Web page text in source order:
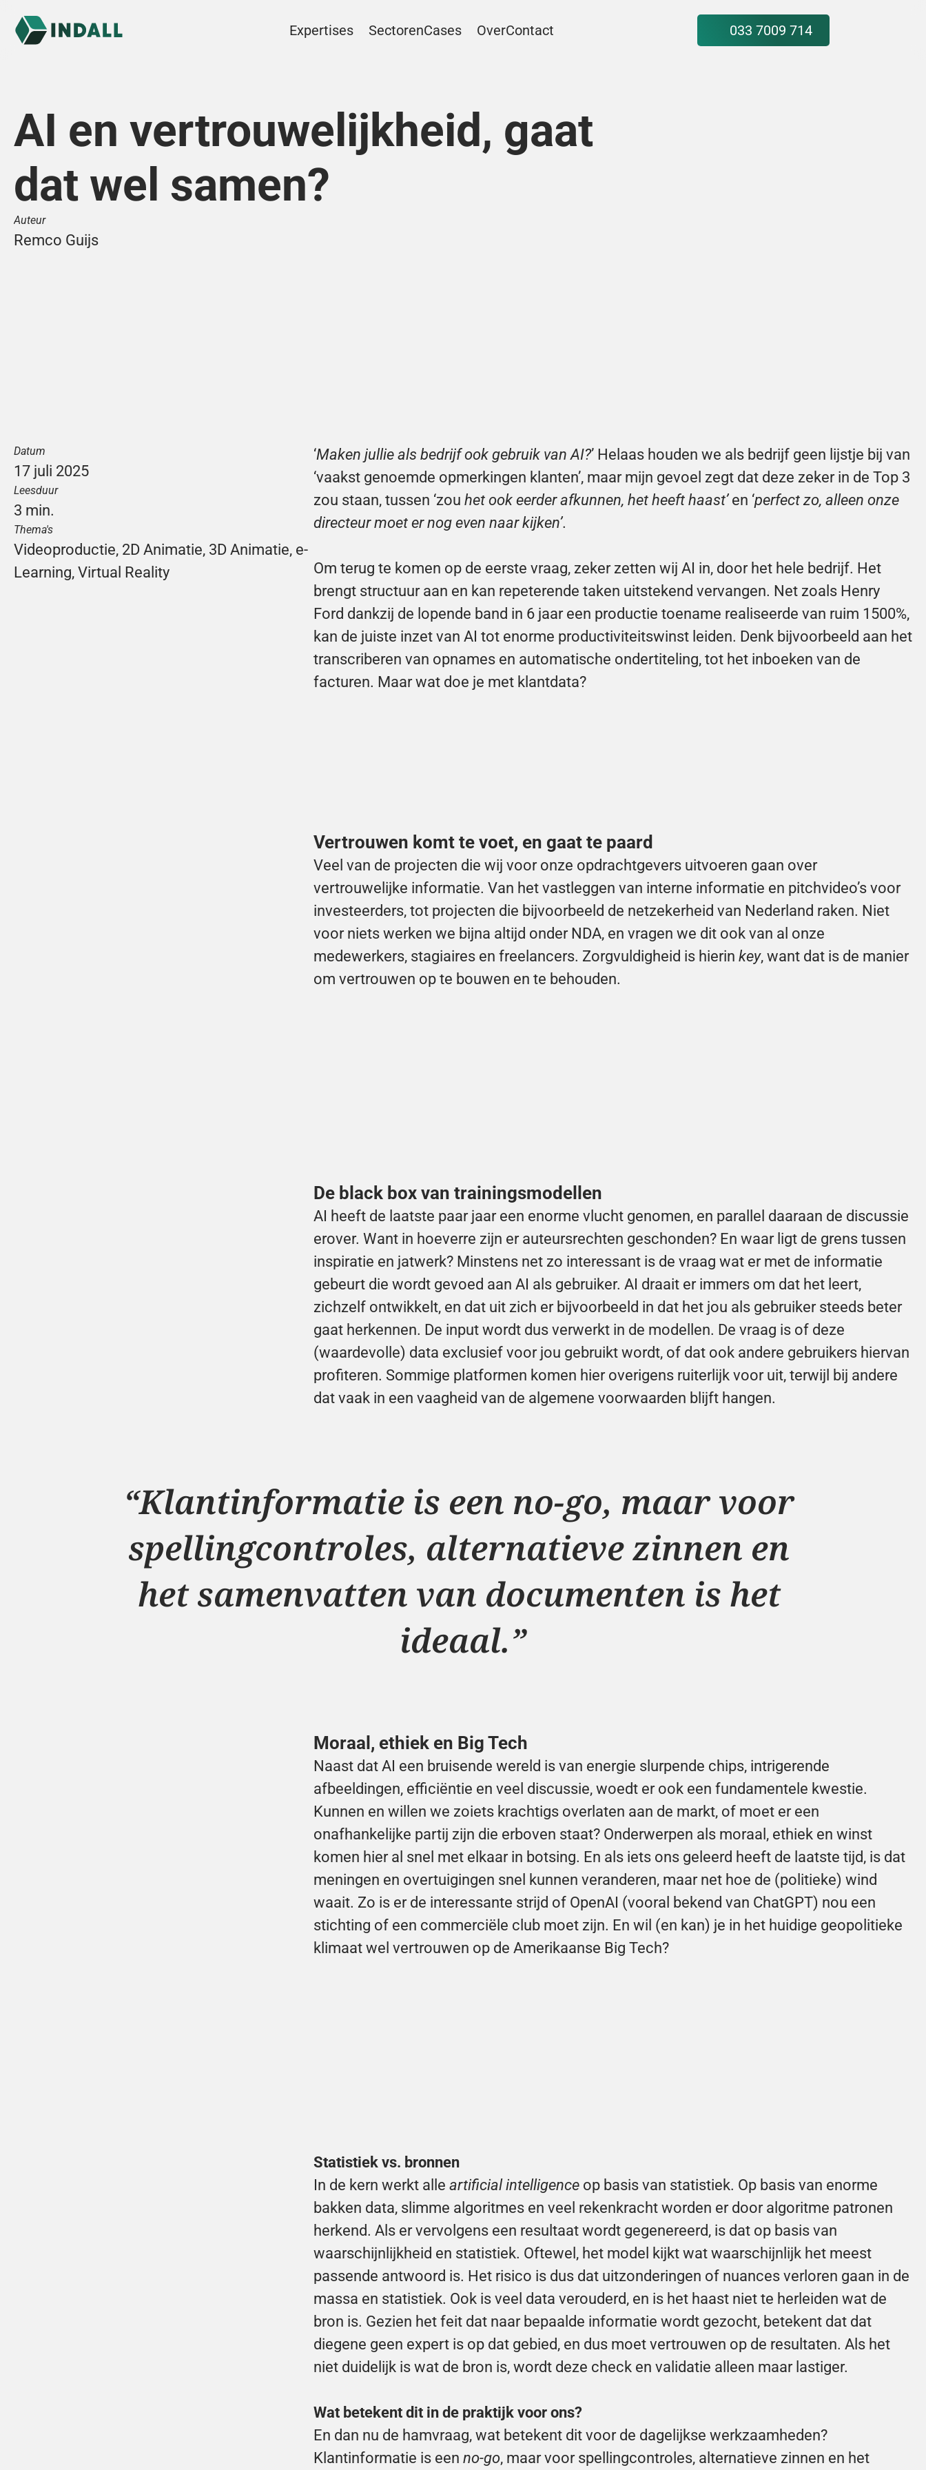
Expertises SectorenCases OverContact 033 7009 714
AI en vertrouwelijkheid, gaat
dat wel samen?
Auteur
Remco Guijs
Datum
17 juli 2025
Leesduur
3 min.
Thema's
Videoproductie, 2D Animatie, 3D Animatie, e-
Learning, Virtual Reality
‘Maken jullie als bedrijf ook gebruik van AI?’ Helaas houden we als bedrijf geen lijstje bij van
‘vaakst genoemde opmerkingen klanten’, maar mijn gevoel zegt dat deze zeker in de Top 3
zou staan, tussen ‘zou het ook eerder afkunnen, het heeft haast’ en ‘perfect zo, alleen onze
directeur moet er nog even naar kijken’.
Om terug te komen op de eerste vraag, zeker zetten wij AI in, door het hele bedrijf. Het
brengt structuur aan en kan repeterende taken uitstekend vervangen. Net zoals Henry
Ford dankzij de lopende band in 6 jaar een productie toename realiseerde van ruim 1500%,
kan de juiste inzet van AI tot enorme productiviteitswinst leiden. Denk bijvoorbeeld aan het
transcriberen van opnames en automatische ondertiteling, tot het inboeken van de
facturen. Maar wat doe je met klantdata?
Vertrouwen komt te voet, en gaat te paard
Veel van de projecten die wij voor onze opdrachtgevers uitvoeren gaan over
vertrouwelijke informatie. Van het vastleggen van interne informatie en pitchvideo’s voor
investeerders, tot projecten die bijvoorbeeld de netzekerheid van Nederland raken. Niet
voor niets werken we bijna altijd onder NDA, en vragen we dit ook van al onze
medewerkers, stagiaires en freelancers. Zorgvuldigheid is hierin key, want dat is de manier
om vertrouwen op te bouwen en te behouden.
De black box van trainingsmodellen
AI heeft de laatste paar jaar een enorme vlucht genomen, en parallel daaraan de discussie
erover. Want in hoeverre zijn er auteursrechten geschonden? En waar ligt de grens tussen
inspiratie en jatwerk? Minstens net zo interessant is de vraag wat er met de informatie
gebeurt die wordt gevoed aan AI als gebruiker. AI draait er immers om dat het leert,
zichzelf ontwikkelt, en dat uit zich er bijvoorbeeld in dat het jou als gebruiker steeds beter
gaat herkennen. De input wordt dus verwerkt in de modellen. De vraag is of deze
(waardevolle) data exclusief voor jou gebruikt wordt, of dat ook andere gebruikers hiervan
profiteren. Sommige platformen komen hier overigens ruiterlijk voor uit, terwijl bij andere
dat vaak in een vaagheid van de algemene voorwaarden blijft hangen.
“Klantinformatie is een no-go, maar voor
spellingcontroles, alternatieve zinnen en
het samenvatten van documenten is het
ideaal.”
Moraal, ethiek en Big Tech
Naast dat AI een bruisende wereld is van energie slurpende chips, intrigerende
afbeeldingen, efficiëntie en veel discussie, woedt er ook een fundamentele kwestie.
Kunnen en willen we zoiets krachtigs overlaten aan de markt, of moet er een
onafhankelijke partij zijn die erboven staat? Onderwerpen als moraal, ethiek en winst
komen hier al snel met elkaar in botsing. En als iets ons geleerd heeft de laatste tijd, is dat
meningen en overtuigingen snel kunnen veranderen, maar net hoe de (politieke) wind
waait. Zo is er de interessante strijd of OpenAI (vooral bekend van ChatGPT) nou een
stichting of een commerciële club moet zijn. En wil (en kan) je in het huidige geopolitieke
klimaat wel vertrouwen op de Amerikaanse Big Tech?
Statistiek vs. bronnen
In de kern werkt alle artificial intelligence op basis van statistiek. Op basis van enorme
bakken data, slimme algoritmes en veel rekenkracht worden er door algoritme patronen
herkend. Als er vervolgens een resultaat wordt gegenereerd, is dat op basis van
waarschijnlijkheid en statistiek. Oftewel, het model kijkt wat waarschijnlijk het meest
passende antwoord is. Het risico is dus dat uitzonderingen of nuances verloren gaan in de
massa en statistiek. Ook is veel data verouderd, en is het haast niet te herleiden wat de
bron is. Gezien het feit dat naar bepaalde informatie wordt gezocht, betekent dat dat
diegene geen expert is op dat gebied, en dus moet vertrouwen op de resultaten. Als het
niet duidelijk is wat de bron is, wordt deze check en validatie alleen maar lastiger.
Wat betekent dit in de praktijk voor ons?
En dan nu de hamvraag, wat betekent dit voor de dagelijkse werkzaamheden?
Klantinformatie is een no-go, maar voor spellingcontroles, alternatieve zinnen en het